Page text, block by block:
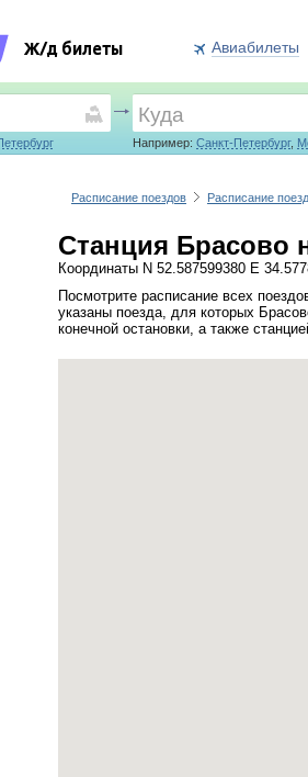
Ж/д билеты Авиабилеты
Например: Санкт-Петербург,
Расписание поездов Расписание
Станция Брасово
Координаты N 52.587599380 E
Посмотрите расписание всех
указаны поезда, для которых
конечной остановки, а также